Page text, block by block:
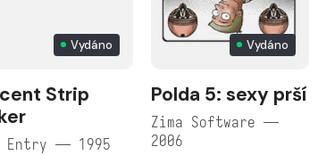
Vydáno
Strip
Entry — 1995
Vydáno
Polda 5: sexy prší
Zima Software —
2006